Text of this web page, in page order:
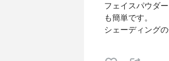
フェイスパウダ
も簡単です。
シェーディング